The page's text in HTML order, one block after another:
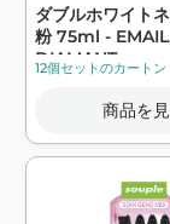
ダブルホワイト
粉 75ml - EMAIL
DIAMANT
12個セットのカートン
商品を